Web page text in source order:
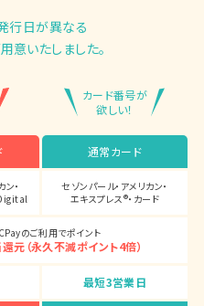
行日が異なる
意いたしました。
カード番号が
欲しい！
通常カード
・
セゾンパール・アメリカン・
エキスプレス®・カード
のご利用でポイント
元（永久不滅ポイント4倍）
最短3営業日